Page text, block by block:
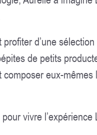
d’une
de petits
eux-
vivre l’expérience